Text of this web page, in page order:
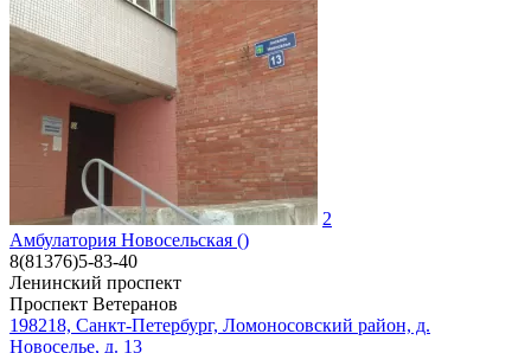
2
Амбулатория Новосельская ()
8(81376)5-83-40
Ленинский проспект
Проспект Ветеранов
198218, Санкт-Петербург, Ломоносовский район, д.
Новоселье, д. 13